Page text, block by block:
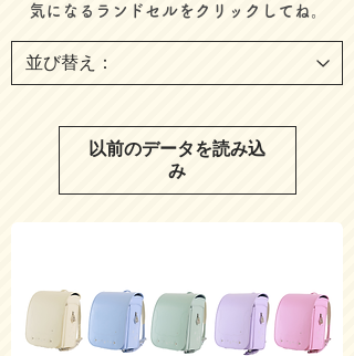
​気になるランドセルをクリックしてね。
以前のデータを読み込
み